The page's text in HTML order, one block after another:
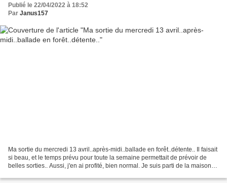
Publié le 22/04/2022 à 18:52
Par Janus157
Ma sortie du mercredi 13 avril..après-midi..ballade en forêt..détente.. Il faisait
si beau, et le temps prévu pour toute la semaine permettait de prévoir de
belles sorties.. Aussi, j'en ai profité, bien normal. Je suis parti de la maison